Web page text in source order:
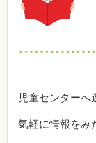
児童センターへ
気軽に情報をみ